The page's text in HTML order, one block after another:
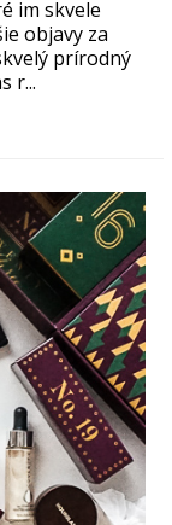
im skvele
objavy za
prírodný
r...